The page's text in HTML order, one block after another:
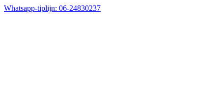
Whatsapp-tiplijn: 06-24830237